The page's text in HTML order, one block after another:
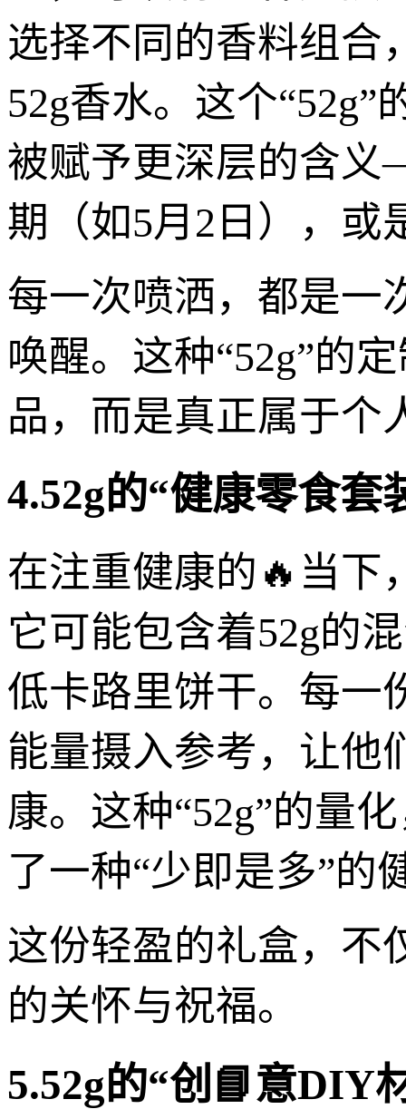
选择不同的香料组合
52g香水。这个
被赋予更深层的含
期（如5月2日），或
每一次喷洒，都是一
唤醒。这种“52g”的
品，而是真正属于个
4.52g的“健康零食套
在注重健康的🔥当下
它可能包含着52g的
低卡路里饼干。每一
能量摄入参考，让他
康。这种“52g”的量
了一种“少即是多”的
这份轻盈的礼盒，不
的关怀与祝福。
5.52g的“创📘意DIY